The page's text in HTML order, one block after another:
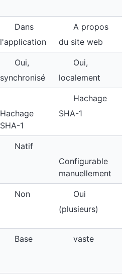
Dans
l'application
A propos
du site web
Oui,
synchronisé
Oui,
localement
Hachage
SHA-1
Hachage
SHA-1
Natif
Configurable
manuellement
Non
Oui
(plusieurs)
Base vaste